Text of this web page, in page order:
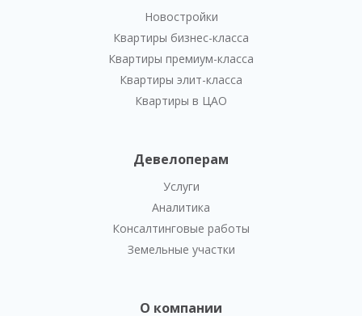
Новостройки
Квартиры бизнес-класса
Квартиры премиум-класса
Квартиры элит-класса
Квартиры в ЦАО
Девелоперам
Услуги
Аналитика
Консалтинговые работы
Земельные участки
О компании